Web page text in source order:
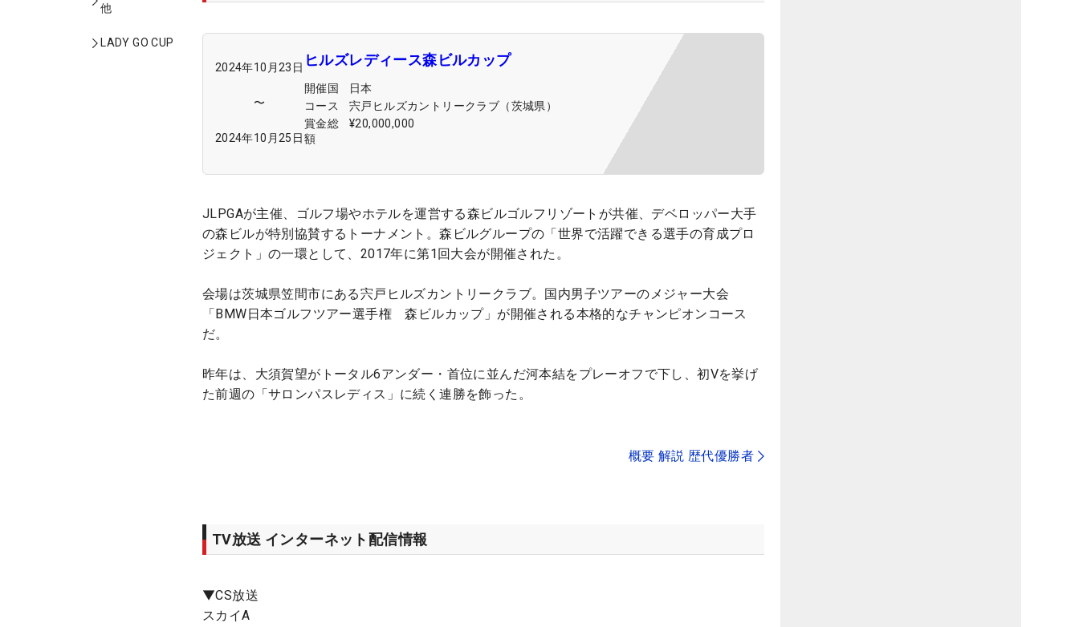
他
LADY GO CUP
2024年10月23日
〜
2024年10月25日
ヒルズレディース森ビルカップ
開催国
日本
コース
宍戸ヒルズカントリークラブ（茨城県）
賞金総
額
¥20,000,000
JLPGAが主催、ゴルフ場やホテルを運営する森ビルゴルフリゾートが共催、デベロッパー大手
の森ビルが特別協賛するトーナメント。森ビルグループの「世界で活躍できる選手の育成プロ
ジェクト」の一環として、2017年に第1回大会が開催された。
会場は茨城県笠間市にある宍戸ヒルズカントリークラブ。国内男子ツアーのメジャー大会
「BMW日本ゴルフツアー選手権 森ビルカップ」が開催される本格的なチャンピオンコース
だ。
昨年は、大須賀望がトータル6アンダー・首位に並んだ河本結をプレーオフで下し、初Vを挙げ
た前週の「サロンパスレディス」に続く連勝を飾った。
概要 解説 歴代優勝者
TV放送 インターネット配信情報
▼CS放送
スカイA